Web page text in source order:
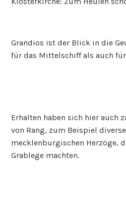
Grandios ist der Blick in die
für das Mittelschiff als auch für
Erhalten haben sich hier auch
von Rang, zum Beispiel
mecklenburgischen Herzöge,
Grablege machten.